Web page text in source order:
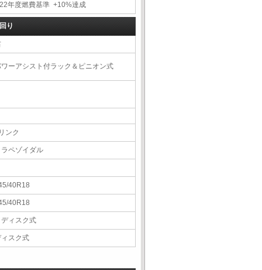
年度燃費基準 +10%達成
り
ーアシスト付ラック＆ピニオン式
ンク
ラペゾイダル
40R18
40R18
ディスク式
スク式